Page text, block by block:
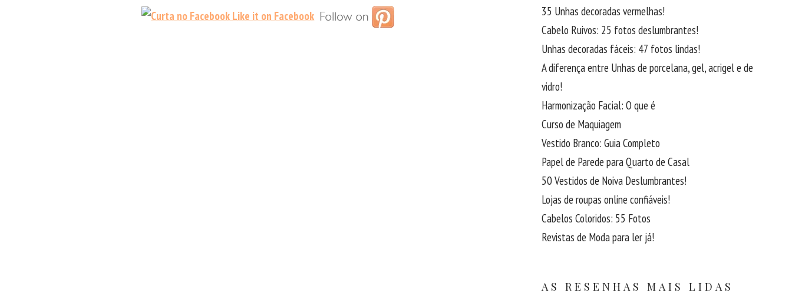
35 Unhas decoradas vermelhas!
Cabelo Ruivos: 25 fotos deslumbrantes!
Unhas decoradas fáceis: 47 fotos lindas!
A diferença entre Unhas de porcelana, gel, acrigel e de
vidro!
Harmonização Facial: O que é
Curso de Maquiagem
Vestido Branco: Guia Completo
Papel de Parede para Quarto de Casal
50 Vestidos de Noiva Deslumbrantes!
Lojas de roupas online confiáveis!
Cabelos Coloridos: 55 Fotos
Revistas de Moda para ler já!
AS RESENHAS MAIS LIDAS